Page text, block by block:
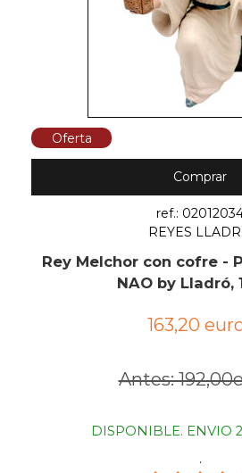
Oferta
Comprar
ref.:
REYES
Rey Melchor con cofre -
NAO by Lladró,
163,20
Antes:
DISPONIBLE. ENVIO
.